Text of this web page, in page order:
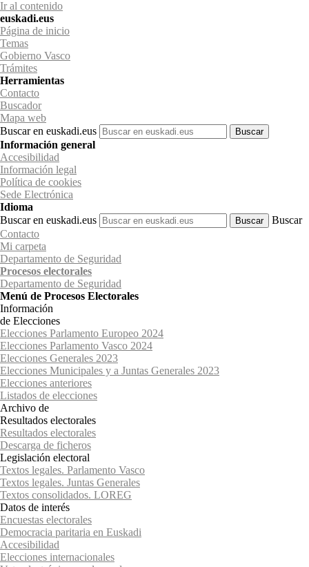
Ir al contenido
euskadi.eus
Página de inicio
Temas
Gobierno Vasco
Trámites
Herramientas
Contacto
Buscador
Mapa web
Buscar en euskadi.eus
Información general
Accesibilidad
Información legal
Política de cookies
Sede Electrónica
Idioma
Buscar en euskadi.eus
Buscar
Contacto
Mi carpeta
Departamento de Seguridad
Procesos electorales
Departamento de Seguridad
Menú de Procesos Electorales
Información
de Elecciones
Elecciones Parlamento Europeo 2024
Elecciones Parlamento Vasco 2024
Elecciones Generales 2023
Elecciones Municipales y a Juntas Generales 2023
Elecciones anteriores
Listados de elecciones
Archivo de
Resultados electorales
Resultados electorales
Descarga de ficheros
Legislación electoral
Textos legales. Parlamento Vasco
Textos legales. Juntas Generales
Textos consolidados. LOREG
Datos de interés
Encuestas electorales
Democracia paritaria en Euskadi
Accesibilidad
Elecciones internacionales